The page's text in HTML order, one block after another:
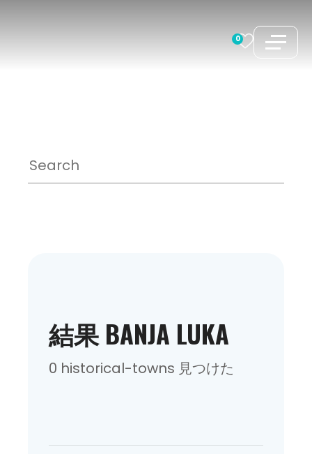
0
結果 BANJA LUKA
0 historical-towns 見つけた